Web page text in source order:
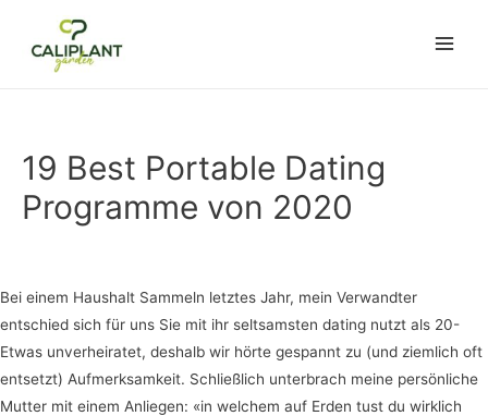
19 Best Portable Dating
Programme von 2020
Bei einem Haushalt Sammeln letztes Jahr, mein Verwandter
entschied sich für uns Sie mit ihr seltsamsten dating nutzt als 20-
Etwas unverheiratet, deshalb wir hörte gespannt zu (und ziemlich oft
entsetzt) ​​Aufmerksamkeit. Schließlich unterbrach meine persönliche
Mutter mit einem Anliegen: «in welchem auf Erden tust du wirklich